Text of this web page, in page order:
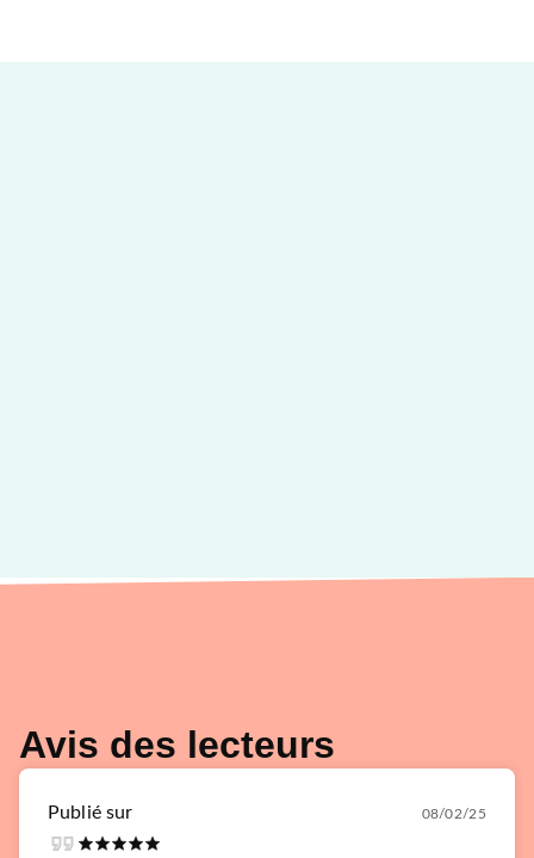
Avis des lecteurs
Publié sur 08/02/25